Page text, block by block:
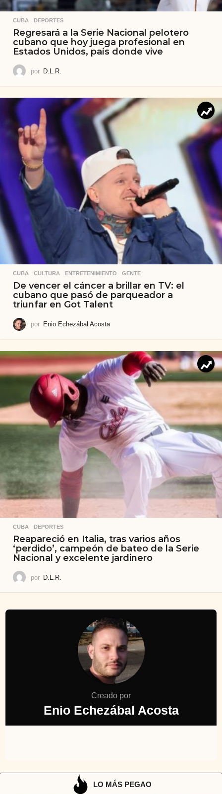
CUBA ,DEPORTES
Regresará a la Serie Nacional pelotero
cubano que hoy juega profesional en
Estados Unidos, país donde vive
por D.L.R.
CUBA ,CULTURA ,ENTRETENIMIENTO ,GENTE
De vencer el cáncer a brillar en TV: el
cubano que pasó de parqueador a
triunfar en Got Talent
por Enio Echezábal Acosta
CUBA ,DEPORTES
Reapareció en Italia, tras varios años
‘perdido’, campeón de bateo de la Serie
Nacional y excelente jardinero
por D.L.R.
Creado por
Enio Echezábal Acosta
LO MÁS PEGAO